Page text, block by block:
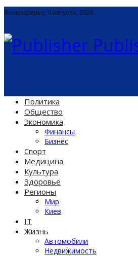
Воскресенье, 9 августа, 2026
Политика
Общество
Экономика
Финансы
Бизнес
Спорт
Медицина
Культура
Здоровье
Регионы
Мир
Киев
IT
Жизнь
Автомобили
Недвижимость